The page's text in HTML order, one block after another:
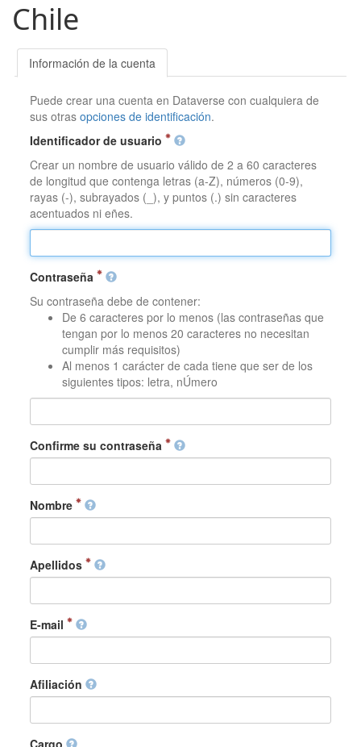
Chile
Información de la cuenta
Puede crear una cuenta en Dataverse con cualquiera de
sus otrasopciones de identificación.
Identificador de usuario
Crear un nombre de usuario válido de 2 a 60 caracteres
de longitud que contenga letras (a-Z), números (0-9),
rayas (-), subrayados (_), y puntos (.) sin caracteres
acentuados ni eñes.
Contraseña
Su contraseña debe de contener:
De 6 caracteres por lo menos (las contraseñas que
tengan por lo menos 20 caracteres no necesitan
cumplir más requisitos)
Al menos 1 carácter de cada tiene que ser de los
siguientes tipos: letra, nÚmero
Confirme su contraseña
Nombre
Apellidos
E-mail
Afiliación
Cargo